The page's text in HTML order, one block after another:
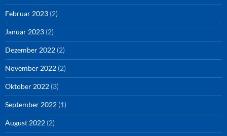
Februar 2023 (2)
Januar 2023 (2)
Dezember 2022 (2)
November 2022 (2)
Oktober 2022 (3)
September 2022 (1)
August 2022 (2)